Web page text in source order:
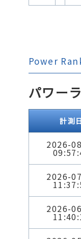
Power
パワー
計測
2026-
2026-
2026-